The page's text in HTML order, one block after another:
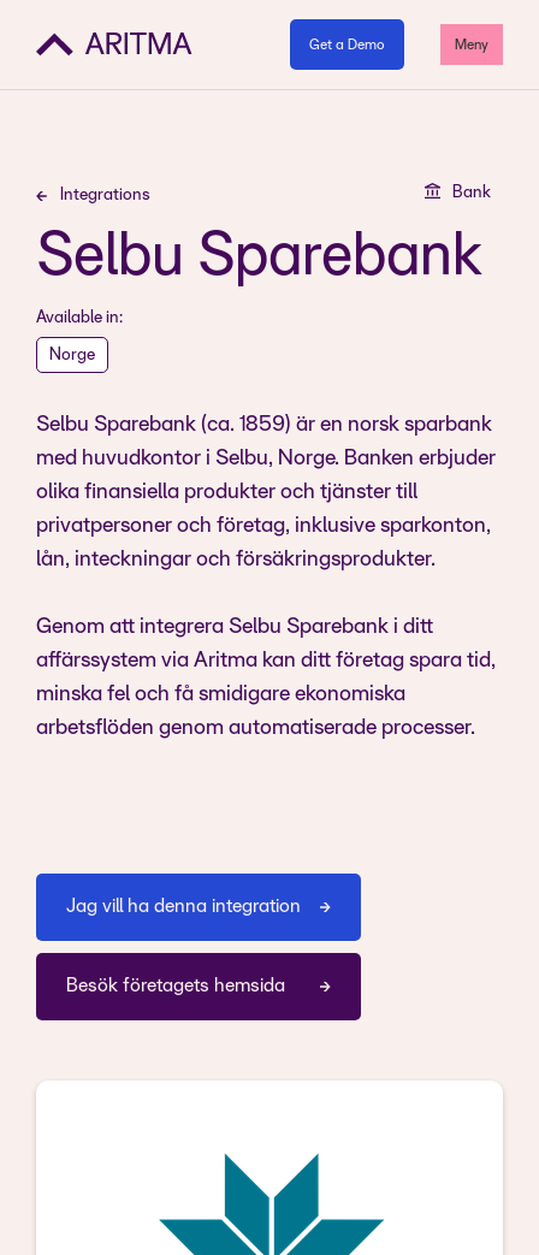
Get a Demo Meny
Integrations Bank
Selbu Sparebank
Available in:
Norge
Selbu Sparebank (ca. 1859) är en norsk sparbank
med huvudkontor i Selbu, Norge. Banken erbjuder
olika finansiella produkter och tjänster till
privatpersoner och företag, inklusive sparkonton,
lån, inteckningar och försäkringsprodukter.
Genom att integrera Selbu Sparebank i ditt
affärssystem via Aritma kan ditt företag spara tid,
minska fel och få smidigare ekonomiska
arbetsflöden genom automatiserade processer.
Jag vill ha denna integration
Besök företagets hemsida